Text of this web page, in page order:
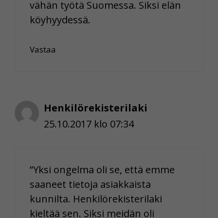
vähän työtä Suomessa. Siksi elän
köyhyydessä.
Vastaa
Henkilörekisterilaki
25.10.2017 klo 07:34
”Yksi ongelma oli se, että emme
saaneet tietoja asiakkaista
kunnilta. Henkilörekisterilaki
kieltää sen. Siksi meidän oli